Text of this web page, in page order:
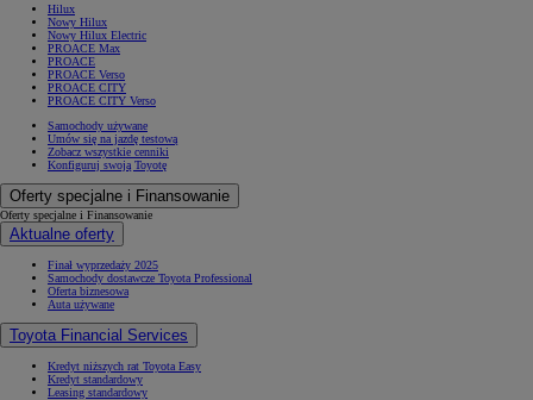
Hilux
Nowy Hilux
Nowy Hilux Electric
PROACE Max
PROACE
PROACE Verso
PROACE CITY
PROACE CITY Verso
Samochody używane
Umów się na jazdę testową
Zobacz wszystkie cenniki
Konfiguruj swoją Toyotę
Oferty specjalne i Finansowanie
Oferty specjalne i Finansowanie
Aktualne oferty
Finał wyprzedaży 2025
Samochody dostawcze Toyota Professional
Oferta biznesowa
Auta używane
Toyota Financial Services
Kredyt niższych rat Toyota Easy
Kredyt standardowy
Leasing standardowy